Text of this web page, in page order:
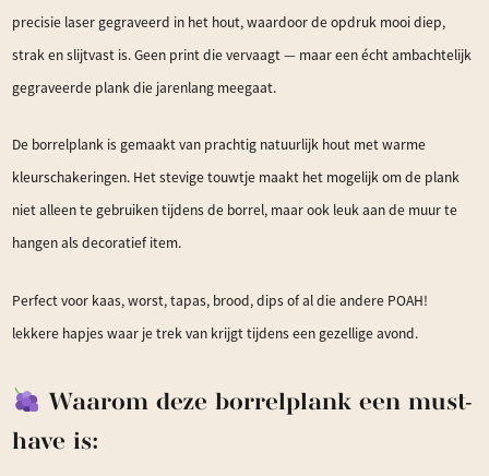
precisie laser gegraveerd in het hout, waardoor de opdruk mooi diep,
strak en slijtvast is. Geen print die vervaagt — maar een écht ambachtelijk
gegraveerde plank die jarenlang meegaat.
De borrelplank is gemaakt van prachtig natuurlijk hout met warme
kleurschakeringen. Het stevige touwtje maakt het mogelijk om de plank
niet alleen te gebruiken tijdens de borrel, maar ook leuk aan de muur te
hangen als decoratief item.
Perfect voor kaas, worst, tapas, brood, dips of al die andere POAH!
lekkere hapjes waar je trek van krijgt tijdens een gezellige avond.
Waarom deze borrelplank een must-
have is: